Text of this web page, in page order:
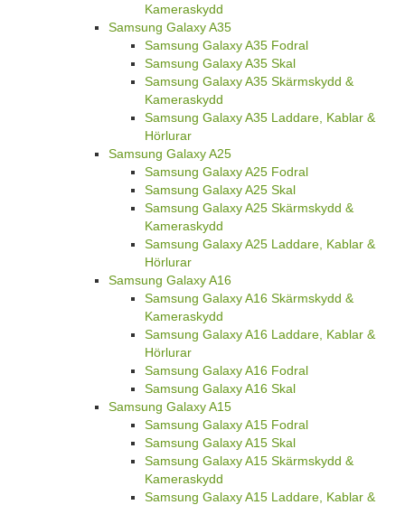
Kameraskydd
Samsung Galaxy A35
Samsung Galaxy A35 Fodral
Samsung Galaxy A35 Skal
Samsung Galaxy A35 Skärmskydd &
Kameraskydd
Samsung Galaxy A35 Laddare, Kablar &
Hörlurar
Samsung Galaxy A25
Samsung Galaxy A25 Fodral
Samsung Galaxy A25 Skal
Samsung Galaxy A25 Skärmskydd &
Kameraskydd
Samsung Galaxy A25 Laddare, Kablar &
Hörlurar
Samsung Galaxy A16
Samsung Galaxy A16 Skärmskydd &
Kameraskydd
Samsung Galaxy A16 Laddare, Kablar &
Hörlurar
Samsung Galaxy A16 Fodral
Samsung Galaxy A16 Skal
Samsung Galaxy A15
Samsung Galaxy A15 Fodral
Samsung Galaxy A15 Skal
Samsung Galaxy A15 Skärmskydd &
Kameraskydd
Samsung Galaxy A15 Laddare, Kablar &